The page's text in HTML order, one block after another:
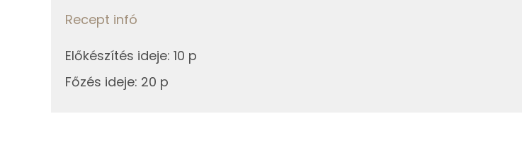
0g bors
0g bazsalikom
0g hal fűszerkeverék
Recept infó
Előkészítés ideje: 10 p
Főzés ideje: 20 p